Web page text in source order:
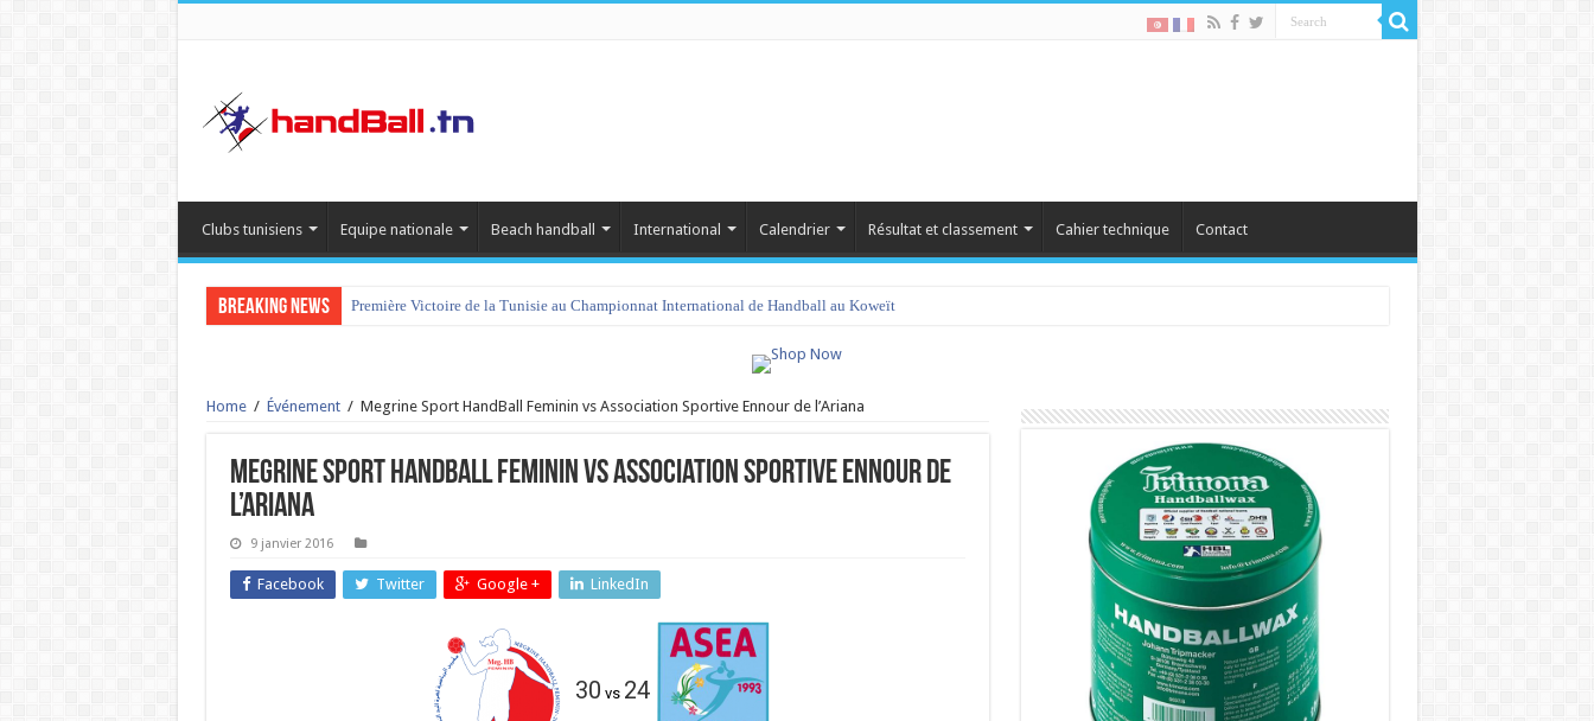
Clubs tunisiens Equipe nationale Beach handball International Calendrier Résultat et classement Cahier technique Contact
Breaking News Première Victoire de la Tunisie au Championnat International de Handball au Koweït
Home / Événement / Megrine Sport HandBall Feminin vs Association Sportive Ennour de l’Ariana
Megrine Sport HandBall Feminin vs Association Sportive Ennour de
l’Ariana
9 janvier 2016
Facebook Twitter Google + LinkedIn
30 vs 24